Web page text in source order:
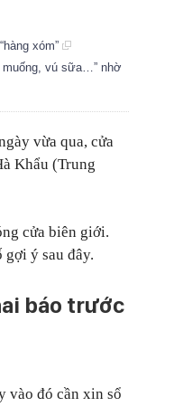
xóm”
muống, vú sữa…” nhờ
vừa qua, cửa
Khẩu (Trung
cửa biên giới.
gợi ý sau đây.
báo trước
vào đó cần xin sổ